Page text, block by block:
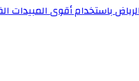
باستخدام أقوى المبيدات